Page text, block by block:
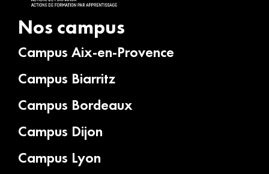
Nos campus
Campus Aix-en-Provence
Campus Biarritz
Campus Bordeaux
Campus Dijon
Campus Lyon